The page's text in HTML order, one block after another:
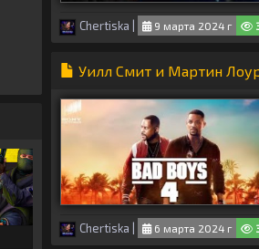
Chertiska 9 марта 2024 г
Уилл Смит и Мартин
Chertiska | 6 марта 2024 г